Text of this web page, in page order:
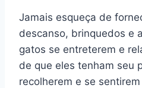
Jamais esqueça de
descanso, brinquedos e
gatos se entreterem e
de que eles tenham seu
recolherem e se